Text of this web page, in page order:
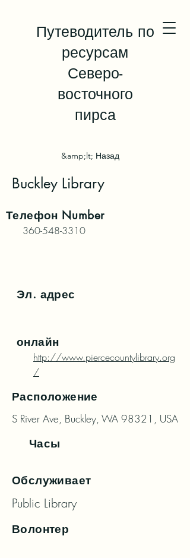
Путеводитель по
ресурсам
Северо-
восточного
пирса
&amp;lt; Назад
Buckley Library
Телефон Number
360-548-3310
Эл. адрес
онлайн
http://www.piercecountylibrary.org
/
Расположение
S River Ave, Buckley, WA 98321, USA
Часы
Обслуживает
Public Library
Волонтер